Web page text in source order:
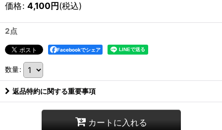
価格: 4,100円(税込)
2点
Facebookでシェア
数量:
返品特約に関する重要事項
カートに入れる